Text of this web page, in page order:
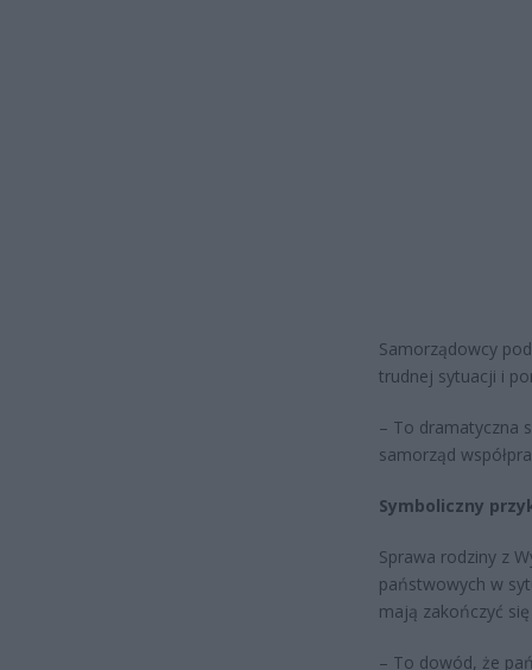
Samorządowcy
trudnej sytuacji i
– To dramatyczna
samorząd
Symboliczny
Sprawa rodziny z
państwowych w
mają zakończyć
– To dowód, że